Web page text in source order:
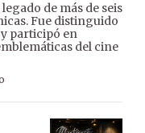
de más de seis
Fue distinguido
participó en
del cine